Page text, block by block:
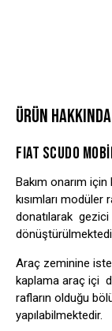
ÜRÜN HAKKINDA
FIAT SCUDO
Bakım onarım için
kısımları
donatılarak gezici
Araç zeminine
kaplama araç içi
rafların olduğu
yapılabilmektedir.